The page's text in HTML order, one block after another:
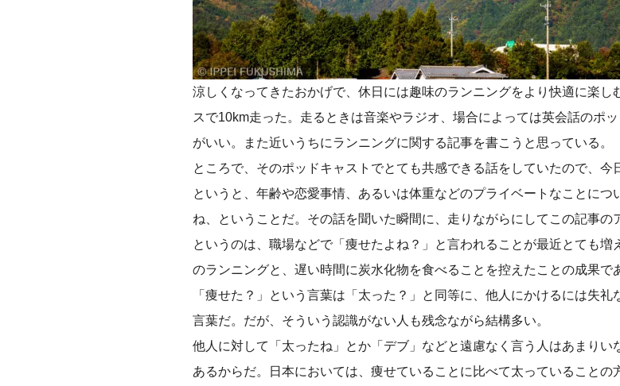
涼しくなってきたおかげで、休日には趣味のランニングをより快適に楽
スで10km走った。走るときは音楽やラジオ、場合によっては英会話のポ
がいい。また近いうちにランニングに関する記事を書こうと思っている。
ところで、そのポッドキャストでとても共感できる話をしていたので、
というと、年齢や恋愛事情、あるいは体重などのプライベートなことにつ
ね、ということだ。その話を聞いた瞬間に、走りながらにしてこの記事の
というのは、職場などで「痩せたよね？」と言われることが最近とても
のランニングと、遅い時間に炭水化物を食べることを控えたことの成果で
「痩せた？」という言葉は「太った？」と同等に、他人にかけるには失
言葉だ。だが、そういう認識がない人も残念ながら結構多い。
他人に対して「太ったね」とか「デブ」などと遠慮なく言う人はあまり
あるからだ。日本においては、痩せていることに比べて太っていることの